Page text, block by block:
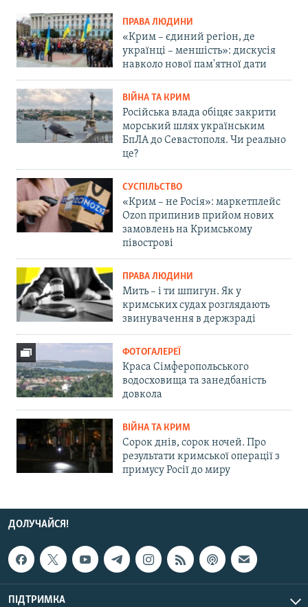
ПРАВА ЛЮДИНИ
«Крим – єдиний регіон, де
українці – меншість»: дискусія
навколо нової пам'ятної дати
ВІЙНА ТА КРИМ
Російська влада обіцяє закрити
морський шлях українським
БпЛА до Севастополя. Чи реально
це?
СУСПІЛЬСТВО
«Крим – не Росія»: маркетплейс
Ozon припинив прийом нових
замовлень на Кримському
півострові
ПРАВА ЛЮДИНИ
Мить – і ти шпигун. Як у
кримських судах розглядають
звинувачення в держзраді
ФОТОГАЛЕРЕЇ
Краса Сімферопольського
водосховища та занедбаність
довкола
ВІЙНА ТА КРИМ
Сорок днів, сорок ночей. Про
результати кримської операції з
примусу Росії до миру
ДОЛУЧАЙСЯ!
ПІДТРИМКА